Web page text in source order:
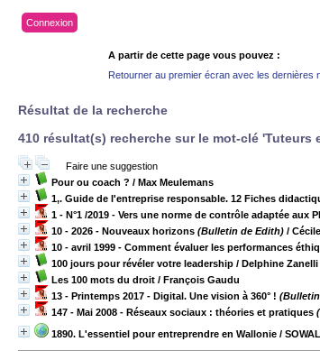
Connexion
A partir de cette page vous pouvez :
Retourner au premier écran avec les dernières
Résultat de la recherche
410 résultat(s) recherche sur le mot-clé 'Tuteurs
Faire une suggestion
Pour ou coach ? / Max Meulemans
1,. Guide de l'entreprise responsable. 12 Fiches
1 - N°1 /2019 - Vers une norme de contrôle adaptée aux
10 - 2026 - Nouveaux horizons (Bulletin de Edith) /
10 - avril 1999 - Comment évaluer les performances
100 jours pour révéler votre leadership / Delphine Zanelli
Les 100 mots du droit / François Gaudu
13 - Printemps 2017 - Digital. Une vision à 360° !
147 - Mai 2008 - Réseaux sociaux : théories et pratiques
1890. L'essentiel pour entreprendre en Wallonie /